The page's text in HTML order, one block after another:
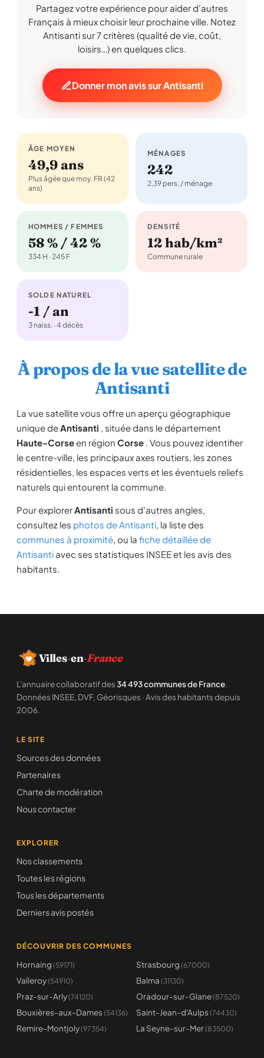
Partagez votre expérience pour aider d'autres
Français à mieux choisir leur prochaine ville. Notez
Antisanti sur 7 critères (qualité de vie, coût,
loisirs…) en quelques clics.
Donner mon avis sur Antisanti
ÂGE MOYEN
49,9 ans
Plus âgée que moy. FR (42
ans)
MÉNAGES
242
2,39 pers. / ménage
HOMMES / FEMMES
58 % / 42 %
334 H · 245 F
DENSITÉ
12 hab/km²
Commune rurale
SOLDE NATUREL
-1 / an
3 naiss. · 4 décès
À propos de la vue satellite de
Antisanti
La vue satellite vous offre un aperçu géographique
unique deAntisanti , située dans le département
Haute-Corseen région Corse . Vous pouvez identifier
le centre-ville, les principaux axes routiers, les zones
résidentielles, les espaces verts et les éventuels reliefs
naturels qui entourent la commune.
Pour explorerAntisanti sous d'autres angles,
consultez les photos de Antisanti, la liste des
communes à proximité, ou la fiche détaillée de
Antisanti avec ses statistiques INSEE et les avis des
habitants.
Villes·en·France
L'annuaire collaboratif des34 493 communes de France.
Données INSEE, DVF, Géorisques · Avis des habitants depuis
2006.
LE SITE
Sources des données
Partenaires
Charte de modération
Nous contacter
EXPLORER
Nos classements
Toutes les régions
Tous les départements
Derniers avis postés
DÉCOUVRIR DES COMMUNES
Hornaing (59171) Strasbourg (67000)
Valleroy(54910) Balma (31130)
Praz-sur-Arly(74120) Oradour-sur-Glane(87520)
Bouxières-aux-Dames (54136) Saint-Jean-d'Aulps (74430)
Remire-Montjoly(97354) La Seyne-sur-Mer(83500)